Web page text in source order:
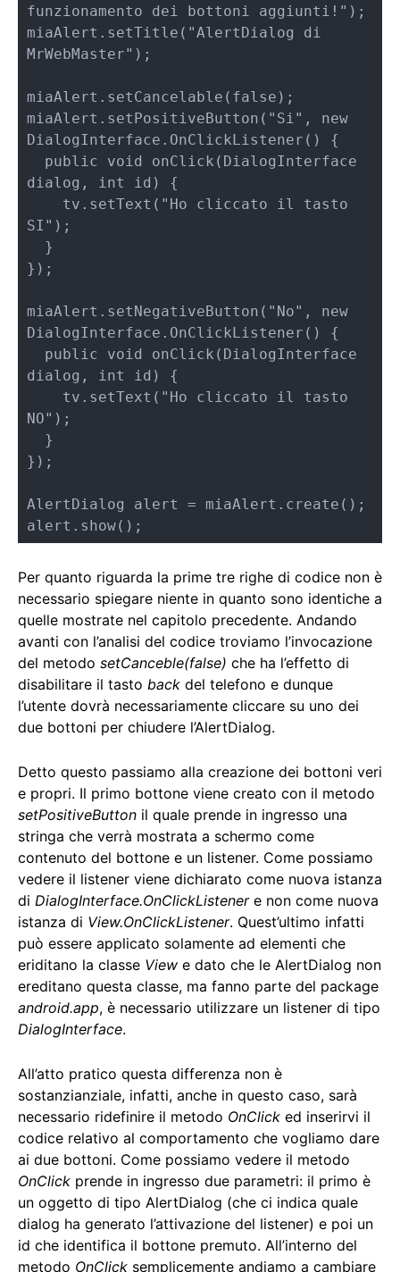
funzionamento dei bottoni aggiunti!");
miaAlert.setTitle("AlertDialog di
MrWebMaster");
miaAlert.setCancelable(false);
miaAlert.setPositiveButton("Si", new
DialogInterface.OnClickListener() {
dialog, int id) {
SI");
});
miaAlert.setNegativeButton("No", new
DialogInterface.OnClickListener() {
dialog, int id) {
NO");
});
AlertDialog alert = miaAlert.create();
alert.show();
Per quanto riguarda la prime tre righe di codice non è
necessario spiegare niente in quanto sono identiche a
quelle mostrate nel capitolo precedente. Andando
avanti con l’analisi del codice troviamo l’invocazione
del metodo setCanceble(false) che ha l’effetto di
disabilitare il tasto back del telefono e dunque
l’utente dovrà necessariamente cliccare su uno dei
due bottoni per chiudere l’AlertDialog.
Detto questo passiamo alla creazione dei bottoni veri
e propri. Il primo bottone viene creato con il metodo
setPositiveButton il quale prende in ingresso una
stringa che verrà mostrata a schermo come
contenuto del bottone e un listener. Come possiamo
vedere il listener viene dichiarato come nuova istanza
di DialogInterface.OnClickListenere non come nuova
istanza di View.OnClickListener. Quest’ultimo infatti
può essere applicato solamente ad elementi che
eriditano la classe View e dato che le AlertDialog non
ereditano questa classe, ma fanno parte del package
android.app, è necessario utilizzare un listener di tipo
DialogInterface.
All’atto pratico questa differenza non è
sostanzianziale, infatti, anche in questo caso, sarà
necessario ridefinire il metodo OnClick ed inserirvi il
codice relativo al comportamento che vogliamo dare
ai due bottoni. Come possiamo vedere il metodo
OnClick prende in ingresso due parametri: il primo è
un oggetto di tipo AlertDialog (che ci indica quale
dialog ha generato l’attivazione del listener) e poi un
id che identifica il bottone premuto. All’interno del
metodo OnClick semplicemente andiamo a cambiare